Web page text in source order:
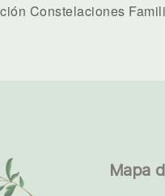
Constelaciones
Mapa